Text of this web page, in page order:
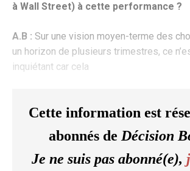
à Wall Street) à cette performance ?
A.B : Sur une vision moyen-terme des
un horizon de plusieurs trimestres, ce
inquiétant car cela
Cette information est
abonnés de Décision
Je ne suis pas abonné(e),